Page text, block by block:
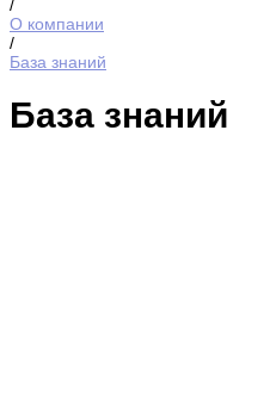
/
О компании
/
База знаний
База знаний